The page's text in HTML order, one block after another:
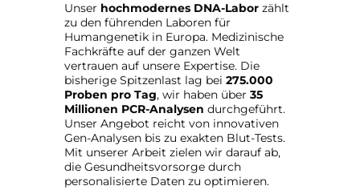
Unser hochmodernes DNA-Labor zählt
zu den führenden Laboren für
Humangenetik in Europa. Medizinische
Fachkräfte auf der ganzen Welt
vertrauen auf unsere Expertise. Die
bisherige Spitzenlast lag bei 275.000
Proben pro Tag, wir haben über 35
Millionen PCR-Analysen durchgeführt.
Unser Angebot reicht von innovativen
Gen-Analysen bis zu exakten Blut-Tests.
Mit unserer Arbeit zielen wir darauf ab,
die Gesundheitsvorsorge durch
personalisierte Daten zu optimieren.